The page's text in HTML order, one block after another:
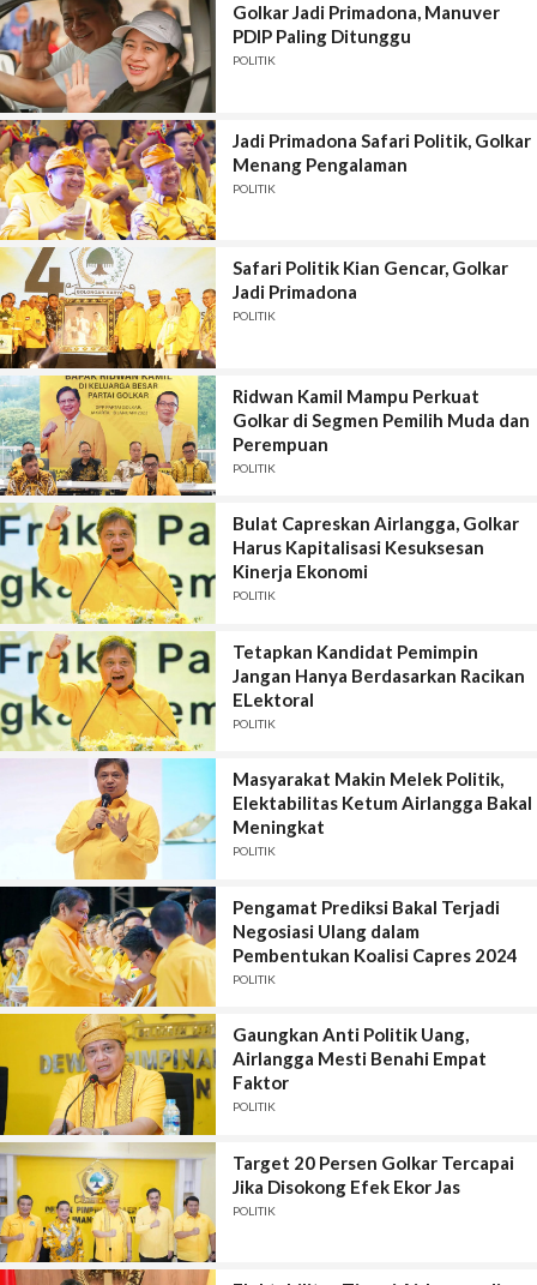
Golkar Jadi Primadona, Manuver
PDIP Paling Ditunggu
POLITIK
Jadi Primadona Safari Politik, Golkar
Menang Pengalaman
POLITIK
Safari Politik Kian Gencar, Golkar
Jadi Primadona
POLITIK
Ridwan Kamil Mampu Perkuat
Golkar di Segmen Pemilih Muda dan
Perempuan
POLITIK
Bulat Capreskan Airlangga, Golkar
Harus Kapitalisasi Kesuksesan
Kinerja Ekonomi
POLITIK
Tetapkan Kandidat Pemimpin
Jangan Hanya Berdasarkan Racikan
ELektoral
POLITIK
Masyarakat Makin Melek Politik,
Elektabilitas Ketum Airlangga Bakal
Meningkat
POLITIK
Pengamat Prediksi Bakal Terjadi
Negosiasi Ulang dalam
Pembentukan Koalisi Capres 2024
POLITIK
Gaungkan Anti Politik Uang,
Airlangga Mesti Benahi Empat
Faktor
POLITIK
Target 20 Persen Golkar Tercapai
Jika Disokong Efek Ekor Jas
POLITIK